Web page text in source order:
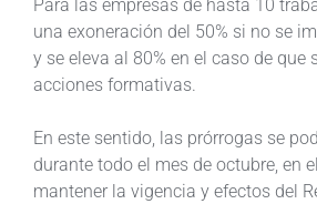
Para las empresas de hasta 10
una exoneración del 50% si no se
y se eleva al 80% en el caso de que
acciones formativas.
En este sentido, las prórrogas se
durante todo el mes de octubre, en
mantener la vigencia y efectos del